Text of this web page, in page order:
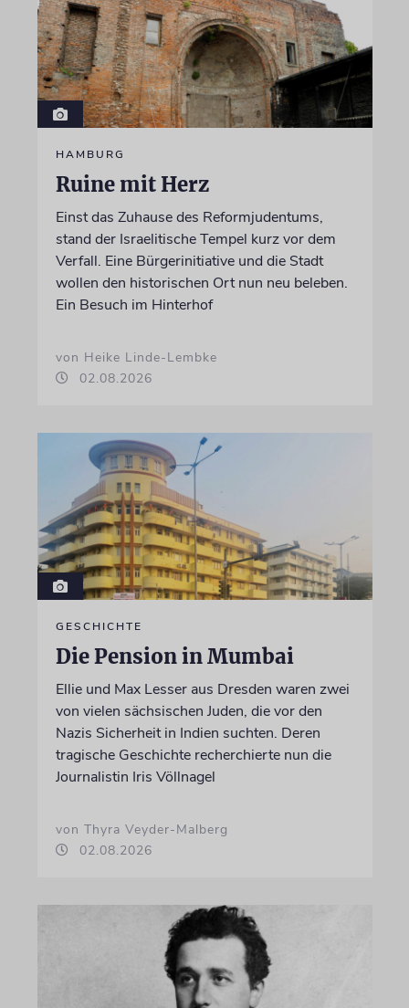
HAMBURG
Ruine mit Herz
Einst das Zuhause des Reformjudentums,
stand der Israelitische Tempel kurz vor dem
Verfall. Eine Bürgerinitiative und die Stadt
wollen den historischen Ort nun neu beleben.
Ein Besuch im Hinterhof
von Heike Linde-Lembke
02.08.2026
GESCHICHTE
Die Pension in Mumbai
Ellie und Max Lesser aus Dresden waren zwei
von vielen sächsischen Juden, die vor den
Nazis Sicherheit in Indien suchten. Deren
tragische Geschichte recherchierte nun die
Journalistin Iris Völlnagel
von Thyra Veyder-Malberg
02.08.2026